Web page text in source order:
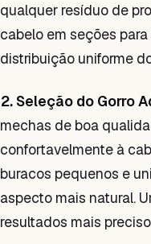
qualquer resíduo de
cabelo em seções
distribuição uniforme
2. Seleção do Gorro
mechas de boa
confortavelmente à
buracos pequenos e
aspecto mais natural.
resultados mais